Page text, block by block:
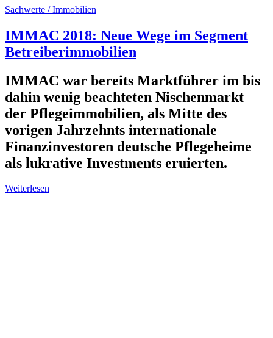
Sachwerte / Immobilien
IMMAC 2018: Neue Wege im Segment
Betreiberimmobilien
IMMAC war bereits Marktführer im bis
dahin wenig beachteten Nischenmarkt
der Pflegeimmobilien, als Mitte des
vorigen Jahrzehnts internationale
Finanzinvestoren deutsche Pflegeheime
als lukrative Investments eruierten.
Weiterlesen